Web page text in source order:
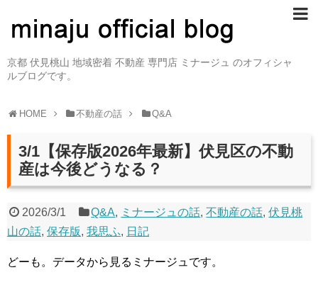
京都 伏見桃山 地域密着 不動産 専門店 ミナージュ のオフィシャ
ルブログです。
HOME 不動産の話 Q&A
3/1【保存版2026年最新】伏見区の不動
産は今後どうなる？
2026/3/1 Q&A, ミナージュの話,不動産の話,伏見桃
山の話, 保存版, 我思ふ, 日記
どーも。データから見るミナージュです。